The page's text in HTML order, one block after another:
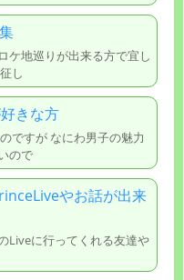
ケ地巡りが出来る方で宜し
し
きな方
ですが なにわ男子の魅力
ので
やお話が出来
Liveに行ってくれる友達や